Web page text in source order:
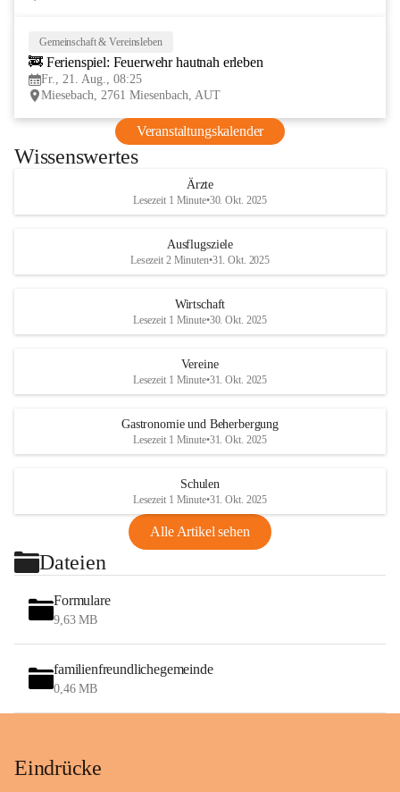
Gemeinschaft & Vereinsleben
🚒 Ferienspiel: Feuerwehr hautnah erleben
Fr., 21. Aug., 08:25
Miesebach, 2761 Miesenbach, AUT
Veranstaltungskalender
Wissenswertes
Ärzte
Lesezeit 1 Minute•30. Okt. 2025
Ausflugsziele
Lesezeit 2 Minuten•31. Okt. 2025
Wirtschaft
Lesezeit 1 Minute•30. Okt. 2025
Vereine
Lesezeit 1 Minute•31. Okt. 2025
Gastronomie und Beherbergung
Lesezeit 1 Minute•31. Okt. 2025
Schulen
Lesezeit 1 Minute•31. Okt. 2025
Alle Artikel sehen
Dateien
Formulare
9,63 MB
familienfreundlichegemeinde
0,46 MB
Eindrücke